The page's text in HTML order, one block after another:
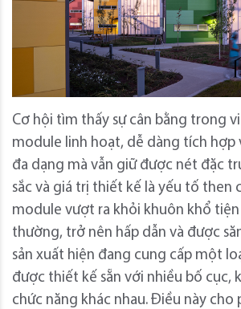
Cơ hội tìm thấy sự cân bằng trong
module linh hoạt, dễ dàng tích hợp
đa dạng mà vẫn giữ được nét đặc
sắc và giá trị thiết kế là yếu tố then
module vượt ra khỏi khuôn khổ
thường, trở nên hấp dẫn và được
sản xuất hiện đang cung cấp một
được thiết kế sẵn với nhiều bố cục,
chức năng khác nhau. Điều này cho